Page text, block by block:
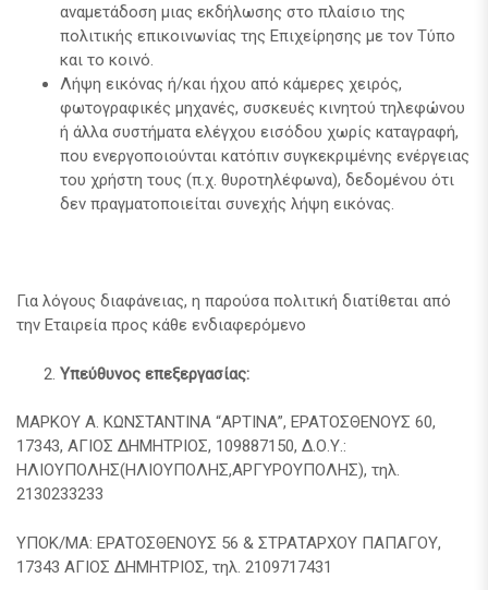
αναμετάδοση μιας εκδήλωσης στο πλαίσιο της
πολιτικής επικοινωνίας της Επιχείρησης με τον Τύπο
και το κοινό.
Λήψη εικόνας ή/και ήχου από κάμερες χειρός,
φωτογραφικές μηχανές, συσκευές κινητού τηλεφώνου
ή άλλα συστήματα ελέγχου εισόδου χωρίς καταγραφή,
που ενεργοποιούνται κατόπιν συγκεκριμένης ενέργειας
του χρήστη τους (π.χ. θυροτηλέφωνα), δεδομένου ότι
δεν πραγματοποιείται συνεχής λήψη εικόνας.
Για λόγους διαφάνειας, η παρούσα πολιτική διατίθεται από
την Εταιρεία προς κάθε ενδιαφερόμενο
Υπεύθυνος επεξεργασίας:
ΜΑΡΚΟΥ Α. ΚΩΝΣΤΑΝΤΙΝΑ “ΑΡΤΙΝΑ”, ΕΡΑΤΟΣΘΕΝΟΥΣ 60,
17343, ΑΓΙΟΣ ΔΗΜΗΤΡΙΟΣ, 109887150, Δ.Ο.Υ.:
ΗΛΙΟΥΠΟΛΗΣ(ΗΛΙΟΥΠΟΛΗΣ,ΑΡΓΥΡΟΥΠΟΛΗΣ), τηλ.
2130233233
ΥΠΟΚ/ΜΑ: ΕΡΑΤΟΣΘΕΝΟΥΣ 56 & ΣΤΡΑΤΑΡΧΟΥ ΠΑΠΑΓΟΥ,
17343 ΑΓΙΟΣ ΔΗΜΗΤΡΙΟΣ, τηλ. 2109717431